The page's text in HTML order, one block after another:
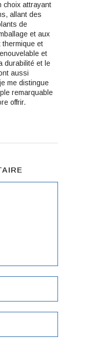
choix attrayant
allant des
de
et aux
et
et
durabilité et le
aussi
me distingue
remarquable
offrir.